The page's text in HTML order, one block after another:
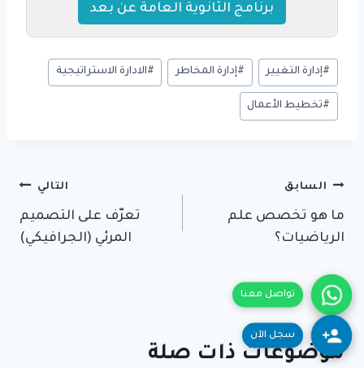
برنامج الثانوية العامة عن بعد
وسوم
المقال:
#إدارة التغيير #إدارة المخاطر #الادارة الاستراتيجية
#تخطيط الأعمال
تصفّح
المقالات
السابق
ما هو تخصص علم
الرياضيات؟
التالي
تعرّف على التصميم
المرئي (الجرافيكي)
موضوعات ذات صلة
تواصل معنا
سجل الآن